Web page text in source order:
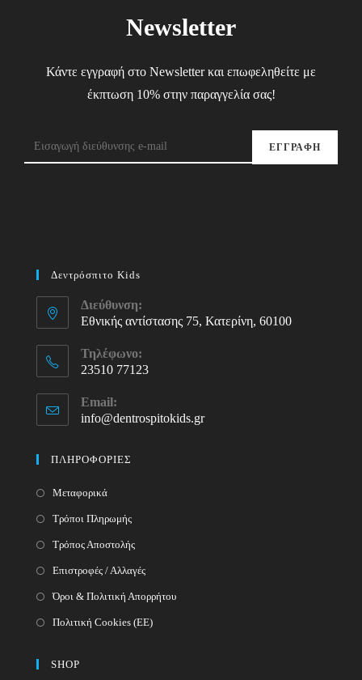
Newsletter
Κάντε εγγραφή στο Newsletter και επωφεληθείτε με
έκπτωση 10% στην παραγγελία σας!
ΕΓΓΡΑΦΗ
Δεντρόσπιτο Kids
Διεύθυνση:
Εθνικής αντίστασης 75, Κατερίνη, 60100
Τηλέφωνο:
23510 77123
in
Email:
info@dentrospitokids.grOpens
ΠΛΗΡΟΦΟΡΙΕΣ
Μεταφορικά
Τρόποι Πληρωμής
Τρόπος Αποστολής
Επιστροφές / Αλλαγές
Όροι & Πολιτική Απορρήτου
Πολιτική Cookies (ΕΕ)
SHOP